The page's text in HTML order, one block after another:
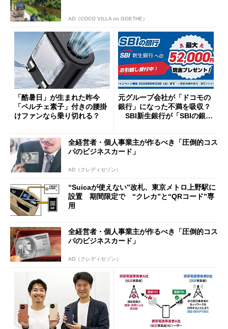
AD（COCO VILLA on GOETHE）
「酷暑日」が生まれた昨今
「ペルチェ素子」付きの腰掛
けファンなら乗り切れる？
元グループ会社が「ドコモの
銀行」になった不満を吸収？
SBI新生銀行が「SBIの銀
開催
全経営者・個人事業主が作るべき「圧倒的コス
パのビジネスカード」
AD（クレディセゾン）
“Suicaが使えない”改札、東京メトロ上野駅に
設置 期間限定で “クレカ”と“QRコード”専
用
全経営者・個人事業主が作るべき「圧倒的コス
パのビジネスカード」
AD（クレディセゾン）